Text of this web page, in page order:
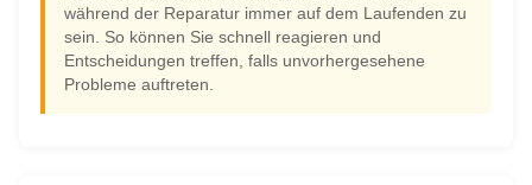
während der Reparatur immer auf dem Laufenden zu
sein. So können Sie schnell reagieren und
Entscheidungen treffen, falls unvorhergesehene
Probleme auftreten.